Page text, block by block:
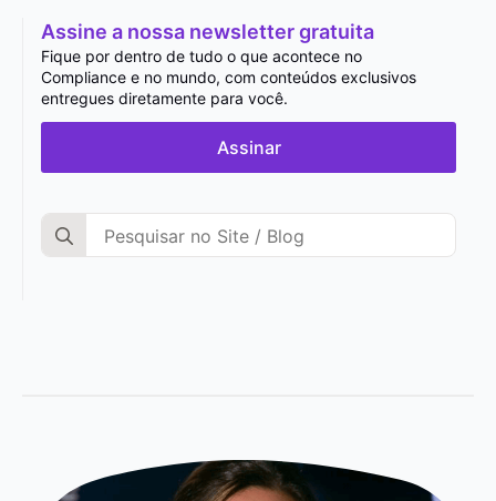
Assine a nossa newsletter gratuita
Fique por dentro de tudo o que acontece no
Compliance e no mundo, com conteúdos exclusivos
entregues diretamente para você.
Assinar
Search
for: